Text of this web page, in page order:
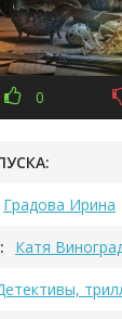
0
Градова Ирина
Катя